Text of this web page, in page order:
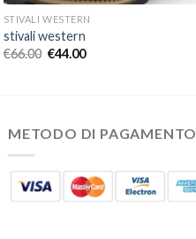
STIVALI WESTERN
stivali western
€66.00 €44.00
METODO DI PAGAMENTO